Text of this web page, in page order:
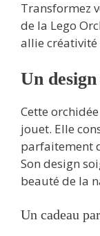
Transformez
de la Lego
allie créativité
Un
Cette
jouet. Elle
parfaitement
Son design
beauté de la
Un cadeau